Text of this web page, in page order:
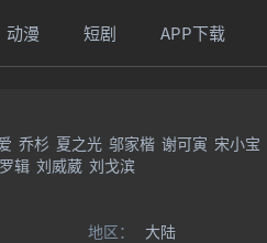
动漫 短剧 APP下载
乔杉 夏之光 邬家楷 谢可寅 宋小宝
罗辑 刘威葳 刘戈滨
地区：
大陆